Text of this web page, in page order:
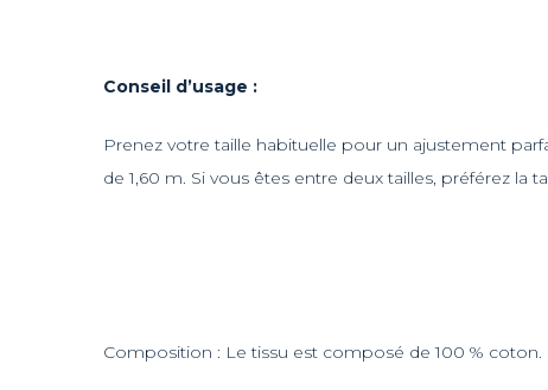
Conseil d’usage :
Prenez votre taille habituelle pour un ajustement
de 1,60 m. Si vous êtes entre deux tailles, préférez la
Composition : Le tissu est composé de 100 % coton.